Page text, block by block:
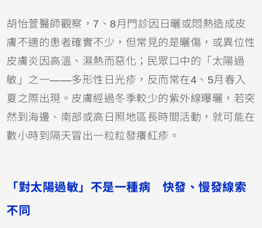
胡怡萱醫師觀察，7、8月門診因日曬或悶熱造成皮
膚不適的患者確實不少，但常見的是曬傷，或異位性
皮膚炎 因高溫、濕熱而惡化；民眾口中的「太陽過
敏」之一——多形性日光疹，反而常在4、5月春入
夏之際出現。皮膚經過冬季較少的紫外線曝曬，若突
然到海邊、南部或高日照地區長時間活動，就可能在
數小時到隔天冒出一粒粒發癢紅疹。
「對太陽過敏」不是一種病 快發、慢發線索
不同